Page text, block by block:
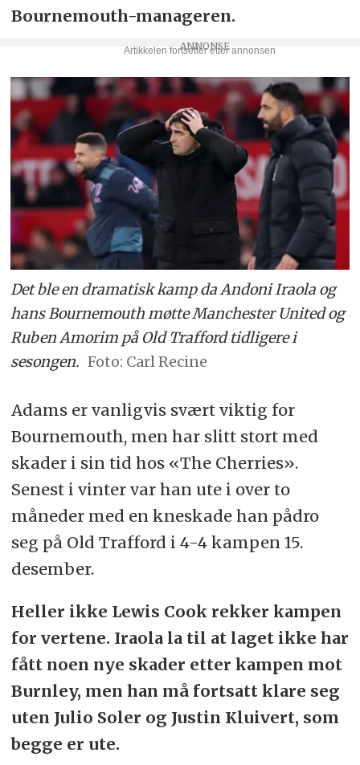
Bournemouth-manageren.
Det ble en dramatisk kamp da Andoni Iraola og
hans Bournemouth møtte Manchester United og
Ruben Amorim på Old Trafford tidligere i
sesongen.
Carl Recine
Adams er vanligvis svært viktig for
Bournemouth, men har slitt stort med
skader i sin tid hos «The Cherries».
Senest i vinter var han ute i over to
måneder med en kneskade han pådro
seg på Old Trafford i 4-4 kampen 15.
desember.
Heller ikke Lewis Cook rekker kampen
for vertene. Iraola la til at laget ikke har
fått noen nye skader etter kampen mot
Burnley, men han må fortsatt klare seg
uten Julio Soler og Justin Kluivert, som
begge er ute.